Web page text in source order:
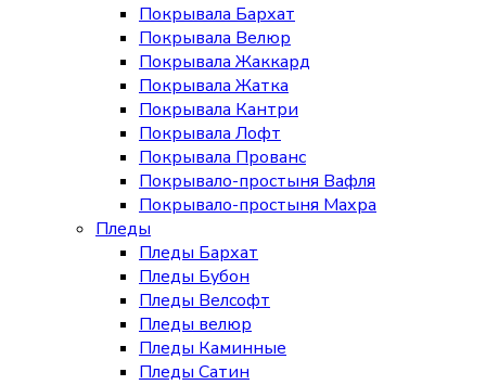
Покрывала Бархат
Покрывала Велюр
Покрывала Жаккард
Покрывала Жатка
Покрывала Кантри
Покрывала Лофт
Покрывала Прованс
Покрывало-простыня Вафля
Покрывало-простыня Махра
Пледы
Пледы Бархат
Пледы Бубон
Пледы Велсофт
Пледы велюр
Пледы Каминные
Пледы Сатин